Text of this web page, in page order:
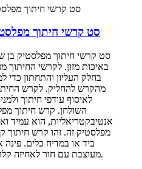
סט קרשי חיתוך
סט קרשי חיתוך מפלסטיק בן
מהקרש להחליק. לקרש
לאיסוף עודפי חיתוך
השולחן. קרש חיתוך
אנטיבקטריאליות, הוא עמיד
מפלסטיק זה. זהו קרש חיתוך
ביד או במדיח כלים.
מעוצבת עם חור לאחיזה קלה, תלייה ואחסון קלים.